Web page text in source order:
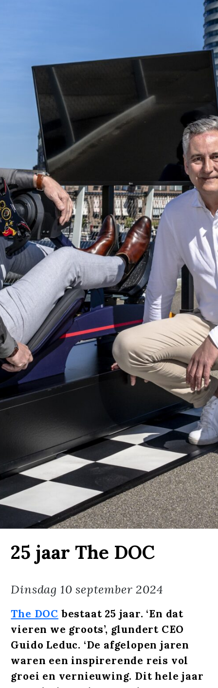
25 jaar The DOC
Dinsdag 10 september 2024
The DOC bestaat 25 jaar. ‘En dat
vieren we groots’, glundert CEO
Guido Leduc. ‘De afgelopen jaren
waren een inspirerende reis vol
groei en vernieuwing. Dit hele jaar